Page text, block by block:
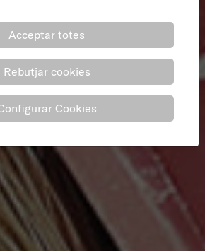
Acceptar totes
Rebutjar cookies
Cookies